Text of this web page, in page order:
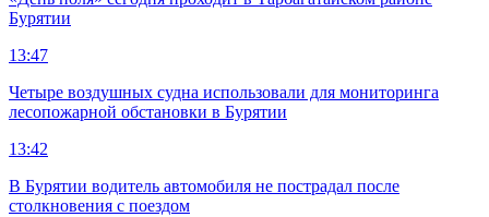
Бурятии
13:47
Четыре воздушных судна использовали для мониторинга
лесопожарной обстановки в Бурятии
13:42
В Бурятии водитель автомобиля не пострадал после
столкновения с поездом